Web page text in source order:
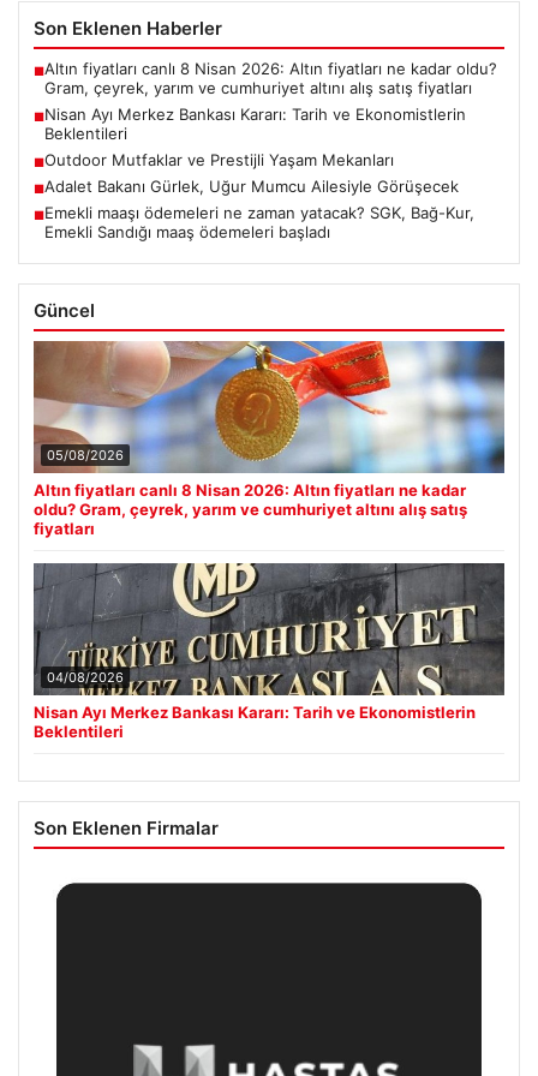
Son Eklenen Haberler
■Altın fiyatları canlı 8 Nisan 2026: Altın fiyatları ne kadar oldu?
Gram, çeyrek, yarım ve cumhuriyet altını alış satış fiyatları
■Nisan Ayı Merkez Bankası Kararı: Tarih ve Ekonomistlerin
Beklentileri
■Outdoor Mutfaklar ve Prestijli Yaşam Mekanları
■Adalet Bakanı Gürlek, Uğur Mumcu Ailesiyle Görüşecek
■Emekli maaşı ödemeleri ne zaman yatacak? SGK, Bağ-Kur,
Emekli Sandığı maaş ödemeleri başladı
Güncel
05/08/2026
Altın fiyatları canlı 8 Nisan 2026: Altın fiyatları ne kadar
oldu? Gram, çeyrek, yarım ve cumhuriyet altını alış satış
fiyatları
04/08/2026
Nisan Ayı Merkez Bankası Kararı: Tarih ve Ekonomistlerin
Beklentileri
Son Eklenen Firmalar